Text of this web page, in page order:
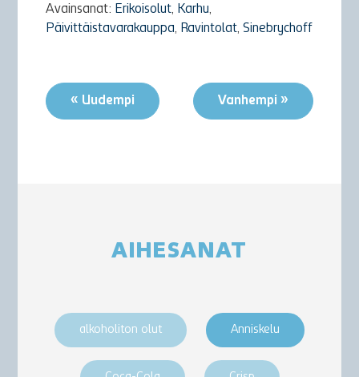
Avainsanat: Erikoisolut, Karhu,
Päivittäistavarakauppa, Ravintolat,Sinebrychoff
Vanhempi »
« Uudempi
AIHESANAT
alkoholiton olut Anniskelu